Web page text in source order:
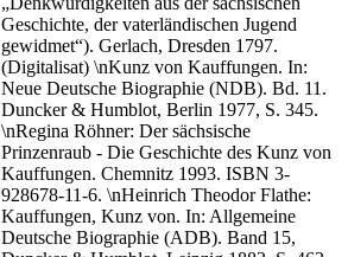
Geschichte, der vaterländischen Jugend
gewidmet“). Gerlach, Dresden 1797.
(Digitalisat) \nKunz von Kauffungen. In:
Neue Deutsche Biographie (NDB). Bd. 11.
Duncker & Humblot, Berlin 1977, S. 345.
\nRegina Röhner: Der sächsische
Prinzenraub - Die Geschichte des Kunz von
Kauffungen. Chemnitz 1993. ISBN 3-
928678-11-6. \nHeinrich Theodor Flathe:
Kauffungen, Kunz von. In: Allgemeine
Deutsche Biographie (ADB). Band 15,